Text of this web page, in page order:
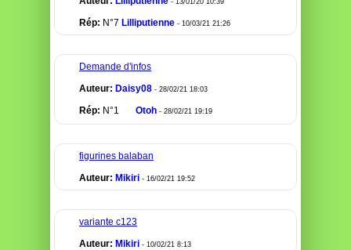
- 13/01/20 10:39
Rép: N°7 Lilliputienne - 10/03/21 21:26
Demande d'infos
Auteur: Daisy08 - 28/02/21 18:03
Rép: N°1 Otoh - 28/02/21 19:19
figurines balaban
Auteur: Mikiri - 16/02/21 19:52
variante c123
Auteur: Mikiri - 10/02/21 8:13